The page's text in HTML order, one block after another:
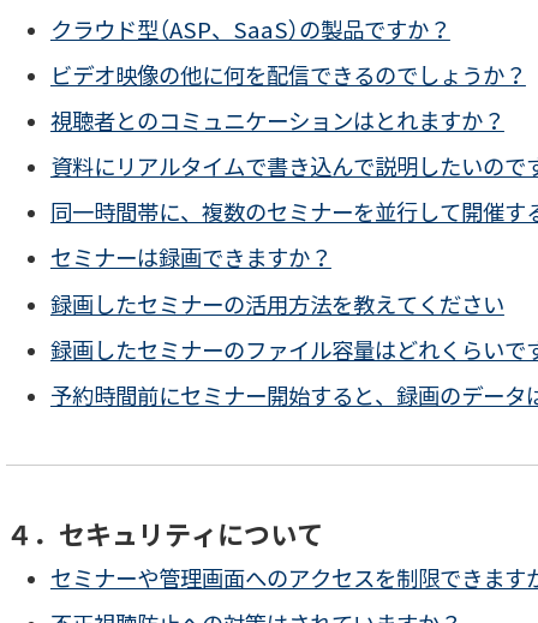
クラウド型（ASP、SaaS）の製品ですか？
ビデオ映像の他に何を配信できるのでしょうか？
視聴者とのコミュニケーションはとれますか？
資料にリアルタイムで書き込んで説明したいので
同一時間帯に、複数のセミナーを並行して開催す
セミナーは録画できますか？
録画したセミナーの活用方法を教えてください
録画したセミナーのファイル容量はどれくらいで
予約時間前にセミナー開始すると、録画のデータ
４．セキュリティについて
セミナーや管理画面へのアクセスを制限できます